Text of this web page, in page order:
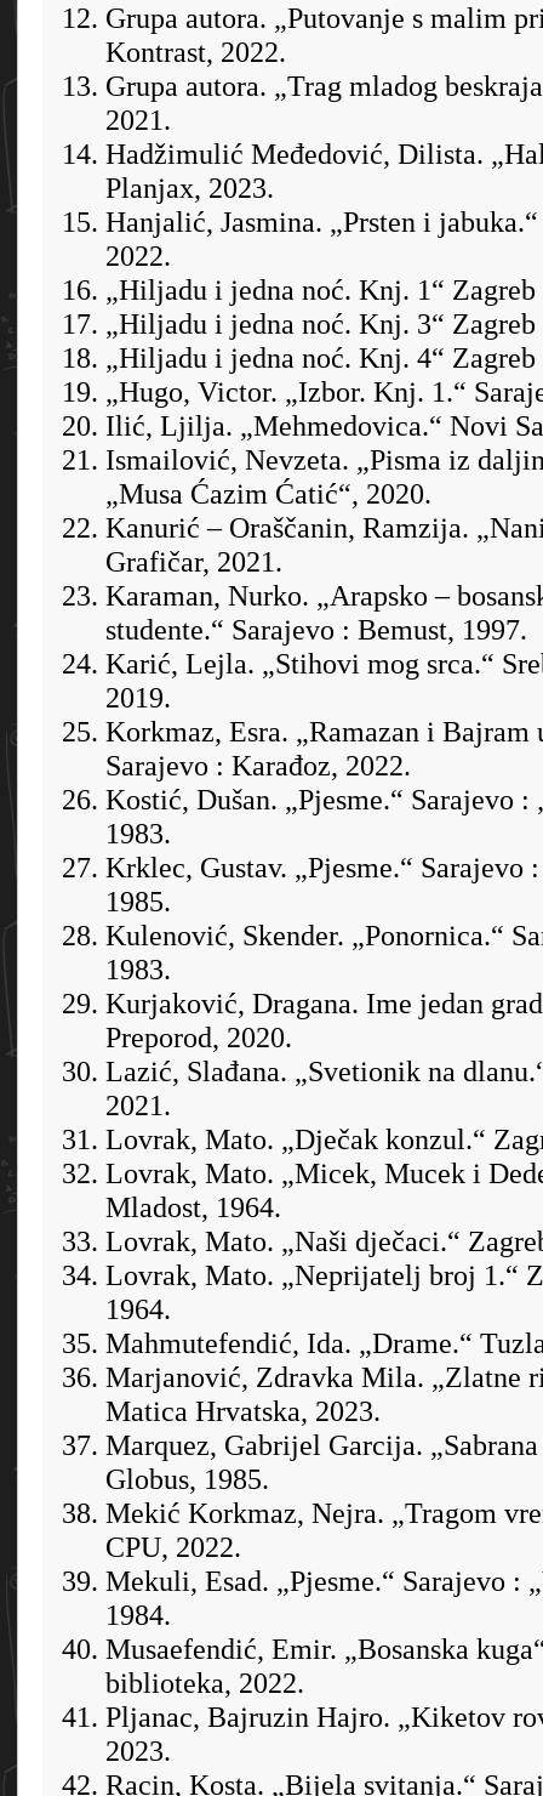
Grupa autora. „Putovanje s malim
Kontrast, 2022.
Grupa autora. „Trag mladog
2021.
Hadžimulić Međedović, Dilista.
Planjax, 2023.
Hanjalić, Jasmina. „Prsten i
2022.
„Hiljadu i jedna noć. Knj. 1“ Zagreb
„Hiljadu i jedna noć. Knj. 3“ Zagreb
„Hiljadu i jedna noć. Knj. 4“ Zagreb
„Hugo, Victor. „Izbor. Knj. 1.“
Ilić, Ljilja. „Mehmedovica.“ Novi
Ismailović, Nevzeta. „Pisma iz
„Musa Ćazim Ćatić“, 2020.
Kanurić – Oraščanin, Ramzija.
Grafičar, 2021.
Karaman, Nurko. „Arapsko –
studente.“ Sarajevo : Bemust, 1997.
Karić, Lejla. „Stihovi mog srca.“
2019.
Korkmaz, Esra. „Ramazan i
Sarajevo : Karađoz, 2022.
Kostić, Dušan. „Pjesme.“ Sarajevo :
1983.
Krklec, Gustav. „Pjesme.“ Sarajevo
1985.
Kulenović, Skender. „Ponornica.“
1983.
Kurjaković, Dragana. Ime jedan
Preporod, 2020.
Lazić, Slađana. „Svetionik na
2021.
Lovrak, Mato. „Dječak konzul.“
Lovrak, Mato. „Micek, Mucek i
Mladost, 1964.
Lovrak, Mato. „Naši dječaci.“
Lovrak, Mato. „Neprijatelj broj 1.“
1964.
Mahmutefendić, Ida. „Drame.“
Marjanović, Zdravka Mila. „Zlatne
Matica Hrvatska, 2023.
Marquez, Gabrijel Garcija.
Globus, 1985.
Mekić Korkmaz, Nejra. „Tragom
CPU, 2022.
Mekuli, Esad. „Pjesme.“ Sarajevo :
1984.
Musaefendić, Emir. „Bosanska
biblioteka, 2022.
Pljanac, Bajruzin Hajro. „Kiketov
2023.
Racin, Kosta. „Bijela svitanja.“